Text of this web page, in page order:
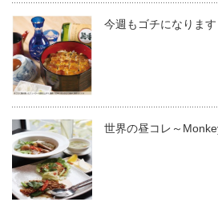
今週もゴチになりま
世界の昼コレ～